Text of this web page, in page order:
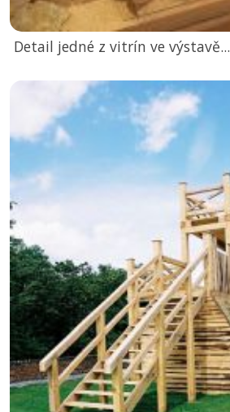
Detail jedné z vitrín ve výstavě...